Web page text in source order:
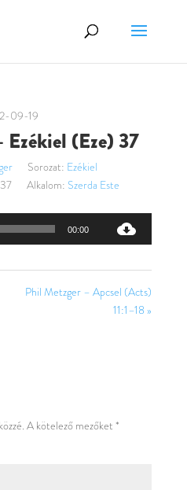
09-19
(Eze) 37
Sorozat: Ezékiel
Alkalom: Szerda Este
Audió
00:00
Phil Metzger – Apcsel (Acts)
11:1–18 »
A kötelező mezőket *